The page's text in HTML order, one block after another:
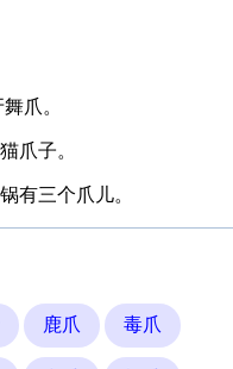
爪。
爪子。
有三个爪儿。
鹿爪 毒爪